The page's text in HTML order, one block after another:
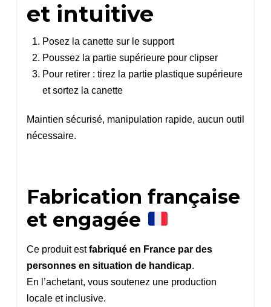
et intuitive
Posez la canette sur le support
Poussez la partie supérieure pour clipser
Pour retirer : tirez la partie plastique supérieure
et sortez la canette
Maintien sécurisé, manipulation rapide, aucun outil
nécessaire.
Fabrication française
et engagée
Ce produit estfabriqué en France par des
personnes en situation de handicap.
En l’achetant, vous soutenez une production
locale et inclusive.